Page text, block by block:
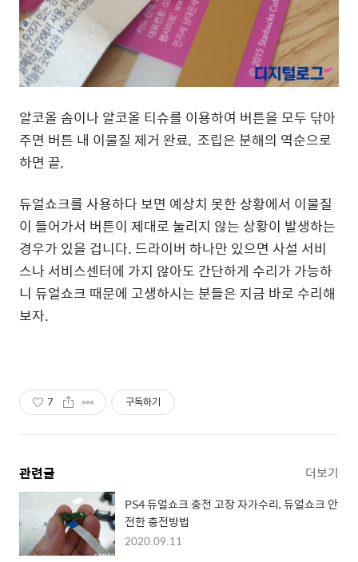
알코올 솜이나 알코올 티슈를 이용하여 버튼을 모두 닦아
주면 버튼 내 이물질 제거 완료, 조립은 분해의 역순으로
하면 끝,
듀얼쇼크를 사용하다 보면 예상치 못한 상황에서 이물질
이 들어가서 버튼이 제대로 눌리지 않는 상황이 발생하는
경우가 있을 겁니다. 드라이버 하나만 있으면 사설 서비
스나 서비스센터에 가지 않아도 간단하게 수리가 가능하
니 듀얼쇼크 때문에 고생하시는 분들은 지금 바로 수리해
보자.
7 구독하기
관련글 더보기
PS4 듀얼쇼크 충전 고장 자가수리, 듀얼쇼크 안
전한 충전방법
2020.09.11